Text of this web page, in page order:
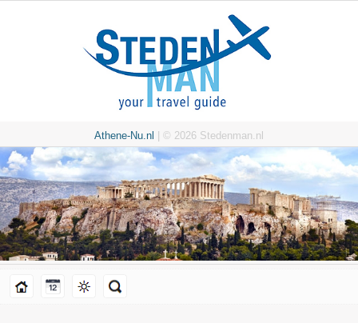
Athene-Nu.nl | © 2026 Stedenman.nl